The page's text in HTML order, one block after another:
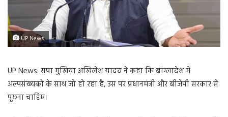
UP News
UP News: सपा मुखिया अखिलेश यादव ने कहा कि बांग्लादेश में
अल्पसंख्यकों के साथ जो हो रहा है, उस पर प्रधानमंत्री और बीजेपी सरकार से
पूछना चाहिए।